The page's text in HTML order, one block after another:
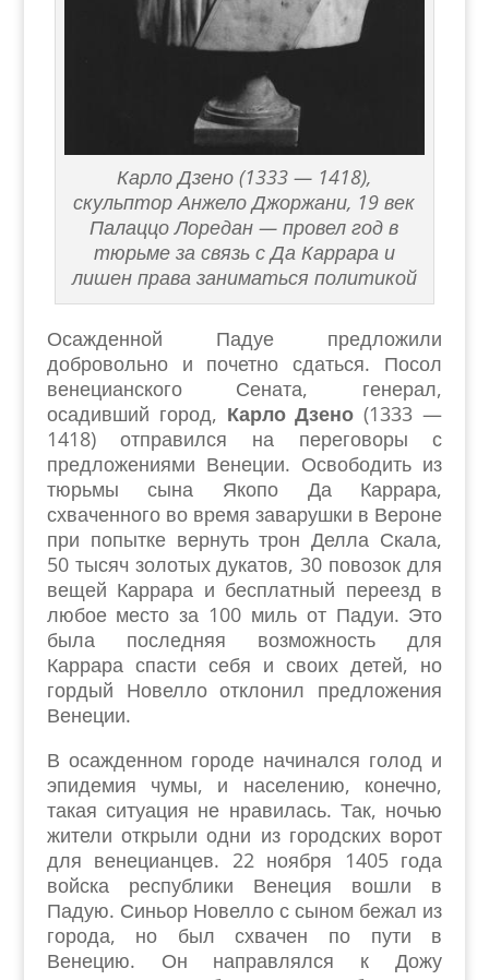
Карло Дзено (1333 — 1418),
скульптор Анжело Джоржани, 19 век
Палаццо Лоредан — провел год в
тюрьме за связь с Да Каррара и
лишен права заниматься политикой
Осажденной Падуе предложили
добровольно и почетно сдаться. Посол
венецианского Сената, генерал,
осадивший город, Карло Дзено (1333 —
1418) отправился на переговоры с
предложениями Венеции. Освободить из
тюрьмы сына Якопо Да Каррара,
схваченного во время заварушки в Вероне
при попытке вернуть трон Делла Скала,
50 тысяч золотых дукатов, 30 повозок для
вещей Каррара и бесплатный переезд в
любое место за 100 миль от Падуи. Это
была последняя возможность для
Каррара спасти себя и своих детей, но
гордый Новелло отклонил предложения
Венеции.
В осажденном городе начинался голод и
эпидемия чумы, и населению, конечно,
такая ситуация не нравилась. Так, ночью
жители открыли одни из городских ворот
для венецианцев. 22 ноября 1405 года
войска республики Венеция вошли в
Падую. Синьор Новелло с сыном бежал из
города, но был схвачен по пути в
Венецию. Он направлялся к Дожу